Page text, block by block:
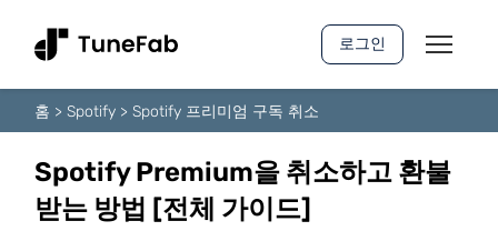
로그인
홈 > Spotify > Spotify 프리미엄 구독 취소
Spotify Premium을 취소하고 환불
받는 방법 [전체 가이드]